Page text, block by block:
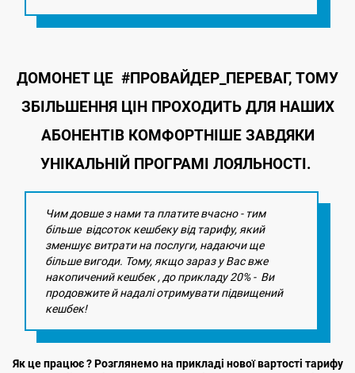
ДОМОНЕТ ЦЕ #ПРОВАЙДЕР_ПЕРЕВАГ, ТОМУ
ЗБІЛЬШЕННЯ ЦІН ПРОХОДИТЬ ДЛЯ НАШИХ
АБОНЕНТІВ КОМФОРТНІШЕ ЗАВДЯКИ
УНІКАЛЬНІЙ ПРОГРАМІ ЛОЯЛЬНОСТІ.
Чим довше з нами та платите вчасно - тим
більше відсоток кешбеку від тарифу, який
зменшує витрати на послуги, надаючи ще
більше вигоди. Тому, якщо зараз у Вас вже
накопичений кешбек , до прикладу 20% - Ви
продовжите й надалі отримувати підвищений
кешбек!
Як це працює ? Розглянемо на прикладі нової вартості тарифу